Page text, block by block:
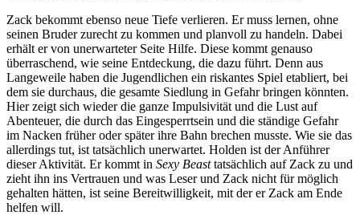
Zack bekommt ebenso neue Tiefe verlieren. Er muss lernen, ohne
seinen Bruder zurecht zu kommen und planvoll zu handeln. Dabei
erhält er von unerwarteter Seite Hilfe. Diese kommt genauso
überraschend, wie seine Entdeckung, die dazu führt. Denn aus
Langeweile haben die Jugendlichen ein riskantes Spiel etabliert, bei
dem sie durchaus, die gesamte Siedlung in Gefahr bringen könnten.
Hier zeigt sich wieder die ganze Impulsivität und die Lust auf
Abenteuer, die durch das Eingesperrtsein und die ständige Gefahr
im Nacken früher oder später ihre Bahn brechen musste. Wie sie das
allerdings tut, ist tatsächlich unerwartet. Holden ist der Anführer
dieser Aktivität. Er kommt in Sexy Beasttatsächlich auf Zack zu und
zieht ihn ins Vertrauen und was Leser und Zack nicht für möglich
gehalten hätten, ist seine Bereitwilligkeit, mit der er Zack am Ende
helfen will.